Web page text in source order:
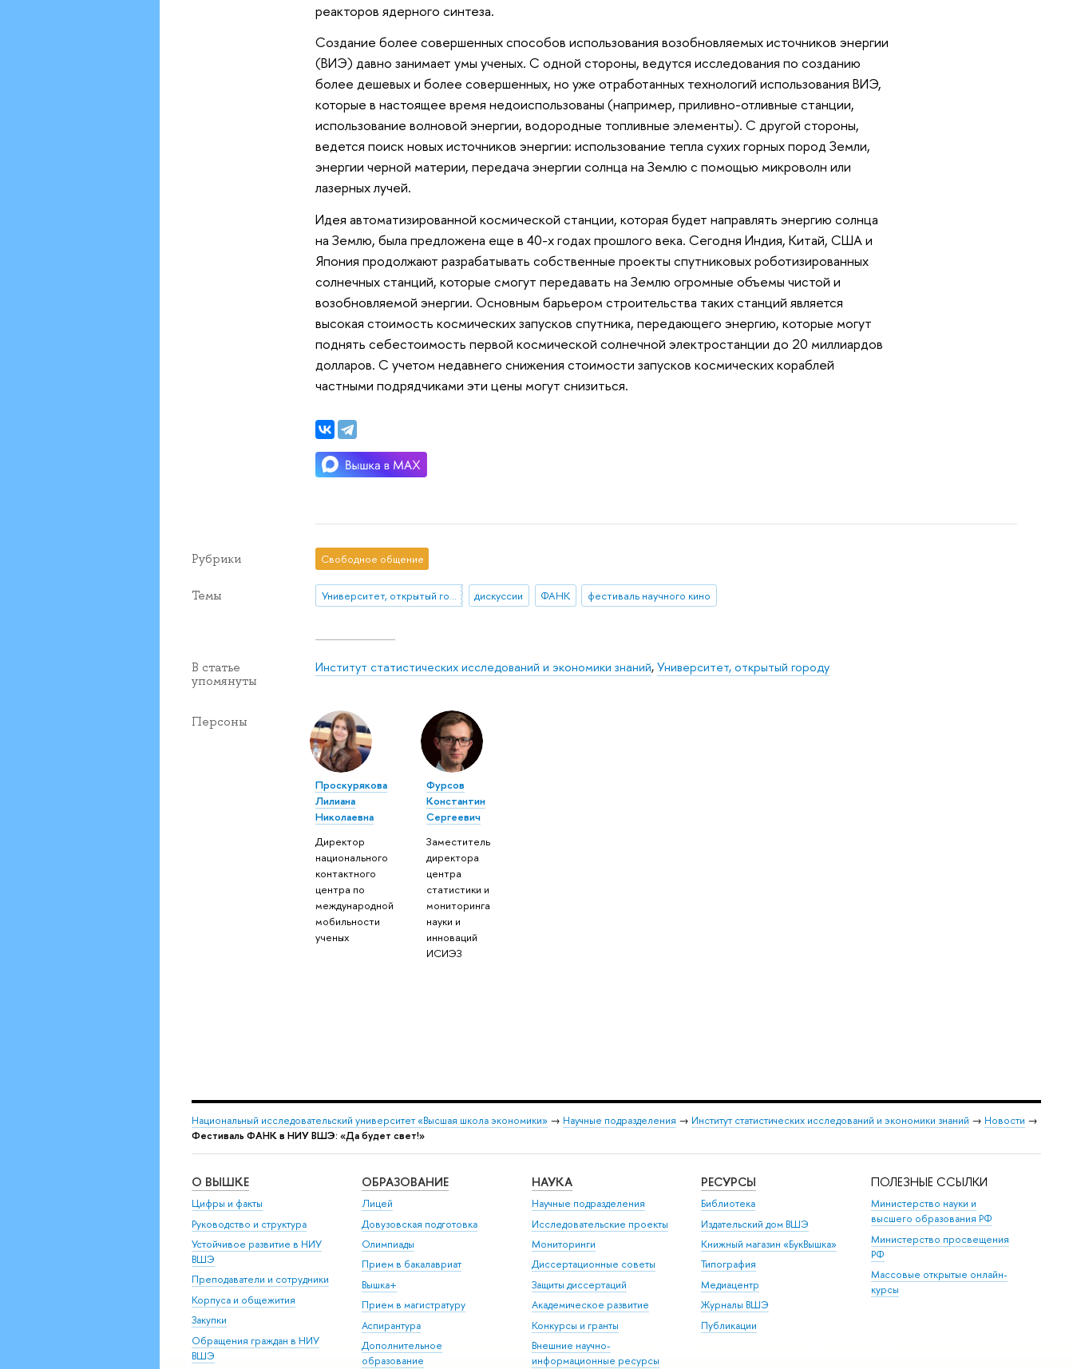
реакторов ядерного синтеза.
Создание более совершенных способов использования возобновляемых источников энергии
(ВИЭ) давно занимает умы ученых. С одной стороны, ведутся исследования по созданию
более дешевых и более совершенных, но уже отработанных технологий использования ВИЭ,
которые в настоящее время недоиспользованы (например, приливно-отливные станции,
использование волновой энергии, водородные топливные элементы). С другой стороны,
ведется поиск новых источников энергии: использование тепла сухих горных пород Земли,
энергии черной материи, передача энергии солнца на Землю с помощью микроволн или
лазерных лучей.
Идея автоматизированной космической станции, которая будет направлять энергию солнца
на Землю, была предложена еще в 40-х годах прошлого века. Сегодня Индия, Китай, США и
Япония продолжают разрабатывать собственные проекты спутниковых роботизированных
солнечных станций, которые смогут передавать на Землю огромные объемы чистой и
возобновляемой энергии. Основным барьером строительства таких станций является
высокая стоимость космических запусков спутника, передающего энергию, которые могут
поднять себестоимость первой космической солнечной электростанции до 20 миллиардов
долларов. С учетом недавнего снижения стоимости запусков космических кораблей
частными подрядчиками эти цены могут снизиться.
Рубрики Свободное общение
Темы Университет, открытый городу дискуссии ФАНК фестиваль научного кино
В статье
упомянуты
Институт статистических исследований и экономики знаний,Университет, открытый городу
Персоны
Проскурякова
Лилиана
Николаевна
Директор
национального
контактного
центра по
международной
мобильности
ученых
Фурсов
Константин
Сергеевич
Заместитель
директора
центра
статистики и
мониторинга
науки и
инноваций
ИСИЭЗ
Национальный исследовательский университет «Высшая школа экономики» → Научные подразделения → Институт статистических исследований и экономики знаний → Новости →
Фестиваль ФАНК в НИУ ВШЭ: «Да будет свет!»
О ВЫШКЕ
Цифры и факты
Руководство и структура
Устойчивое развитие в НИУ
ВШЭ
Преподаватели и сотрудники
Корпуса и общежития
Закупки
Обращения граждан в НИУ
ВШЭ
ОБРАЗОВАНИЕ
Лицей
Довузовская подготовка
Олимпиады
Прием в бакалавриат
Вышка+
Прием в магистратуру
Аспирантура
Дополнительное
образование
НАУКА
Научные подразделения
Исследовательские проекты
Мониторинги
Диссертационные советы
Защиты диссертаций
Академическое развитие
Конкурсы и гранты
Внешние научно-
информационные ресурсы
РЕСУРСЫ
Библиотека
Издательский дом ВШЭ
Книжный магазин «БукВышка»
Типография
Медиацентр
Журналы ВШЭ
Публикации
ПОЛЕЗНЫЕ ССЫЛКИ
Министерство науки и
высшего образования РФ
Министерство просвещения
РФ
Массовые открытые онлайн-
курсы